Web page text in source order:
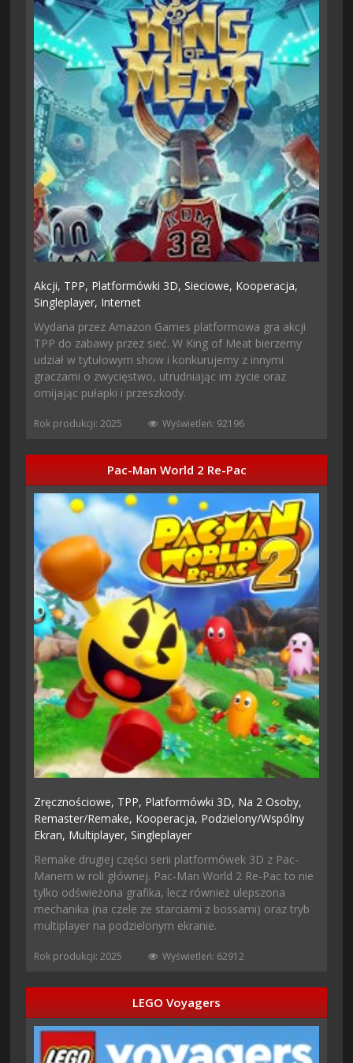
Akcji, TPP, Platformówki 3D,Sieciowe, Kooperacja,
Singleplayer, Internet
Wydana przez Amazon Games platformowa gra akcji
TPP do zabawy przez sieć. W King of Meat bierzemy
udział w tytułowym show i konkurujemy z innymi
graczami o zwycięstwo, utrudniając im życie oraz
omijając pułapki i przeszkody.
Rok produkcji: 2025 Wyświetleń: 92196
Pac-Man World 2 Re-Pac
Zręcznościowe, TPP, Platformówki 3D, Na 2 Osoby,
Remaster/remake, Kooperacja, Podzielony/wspólny
Ekran, Multiplayer,Singleplayer
Remake drugiej części serii platformówek 3D z Pac-
Manem w roli głównej. Pac-Man World 2 Re-Pac to nie
tylko odświeżona grafika, lecz również ulepszona
mechanika (na czele ze starciami z bossami) oraz tryb
multiplayer na podzielonym ekranie.
Rok produkcji: 2025 Wyświetleń: 62912
LEGO Voyagers